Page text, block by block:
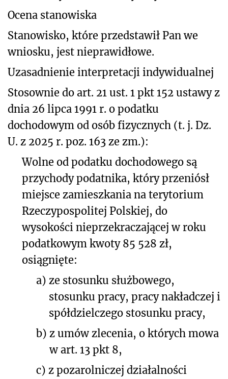
Ocena stanowiska
Stanowisko, które przedstawił Pan we
wniosku, jest nieprawidłowe.
Uzasadnienie interpretacji indywidualnej
Stosownie do art. 21 ust. 1 pkt 152 ustawy z
dnia 26 lipca 1991 r. o podatku
dochodowym od osób fizycznych (t. j. Dz.
U. z 2025 r. poz. 163 ze zm.):
Wolne od podatku dochodowego są
przychody podatnika, który przeniósł
miejsce zamieszkania na terytorium
Rzeczypospolitej Polskiej, do
wysokości nieprzekraczającej w roku
podatkowym kwoty 85 528 zł,
osiągnięte:
a) ze stosunku służbowego,
stosunku pracy, pracy nakładczej i
spółdzielczego stosunku pracy,
b) z umów zlecenia, o których mowa
w art. 13 pkt 8,
c) z pozarolniczej działalności